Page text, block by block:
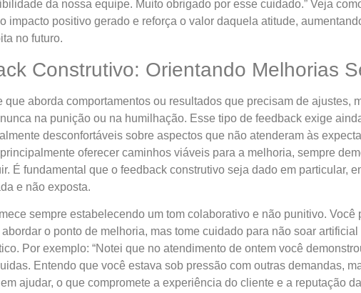
da nossa equipe. Muito obrigado por esse cuidado.” Veja
impacto positivo gerado e reforça o valor daquela atitude,
no futuro.
Construtivo: Orientando Melhorias
aborda comportamentos ou resultados que precisam de ajustes,
na punição ou na humilhação. Esse tipo de feedback exige
desconfortáveis sobre aspectos que não atenderam às
oferecer caminhos viáveis para a melhoria, sempre
É fundamental que o feedback construtivo seja dado em particular,
e não exposta.
sempre estabelecendo um tom colaborativo e não punitivo.
o ponto de melhoria, mas tome cuidado para não soar
Por exemplo: “Notei que no atendimento de ontem você
Entendo que você estava sob pressão com outras demandas,
ajudar, o que compromete a experiência do cliente e a reputação